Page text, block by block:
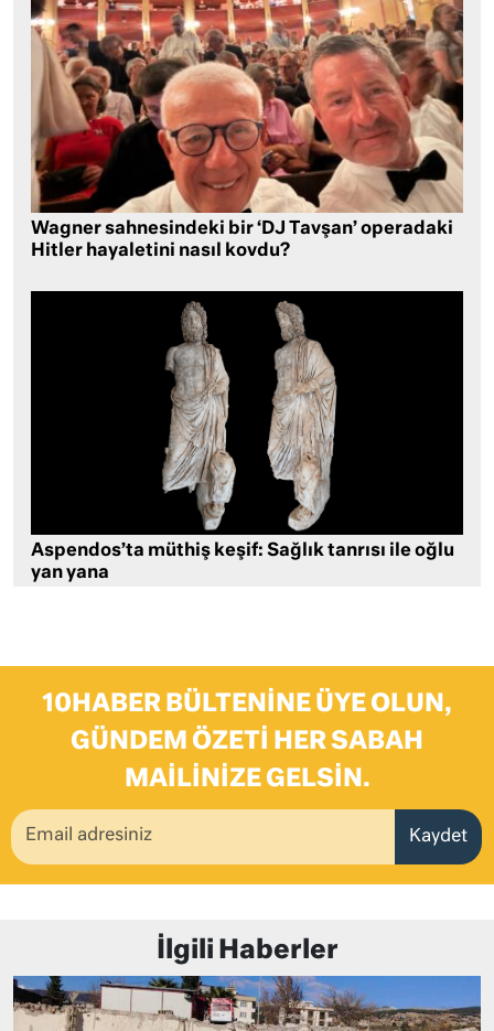
Wagner sahnesindeki bir ‘DJ Tavşan’ operadaki
Hitler hayaletini nasıl kovdu?
Aspendos’ta müthiş keşif: Sağlık tanrısı ile oğlu
yan yana
10HABER BÜLTENINE ÜYE OLUN,
GÜNDEM ÖZETI HER SABAH
MAILINIZE GELSIN.
Kaydet
İlgili Haberler